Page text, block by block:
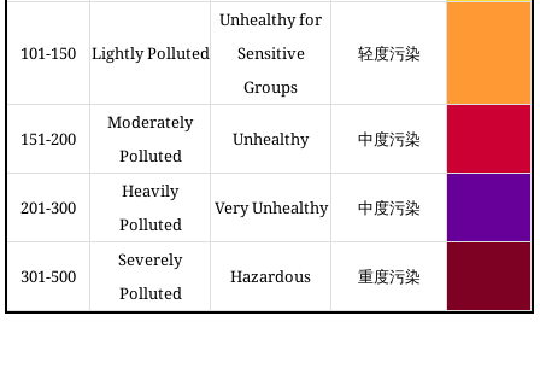
101-150 Lightly Polluted
Unhealthy for
Sensitive
Groups
轻度污染
151-200
Moderately
Polluted
Unhealthy 中度污染
201-300
Heavily
Polluted
Very Unhealthy 中度污染
301-500
Severely
Polluted
Hazardous 重度污染